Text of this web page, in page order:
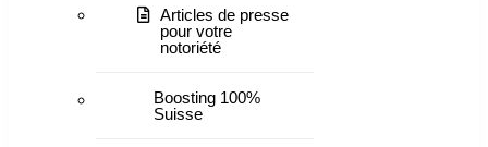
Articles de presse
pour votre
notoriété
Boosting 100%
Suisse